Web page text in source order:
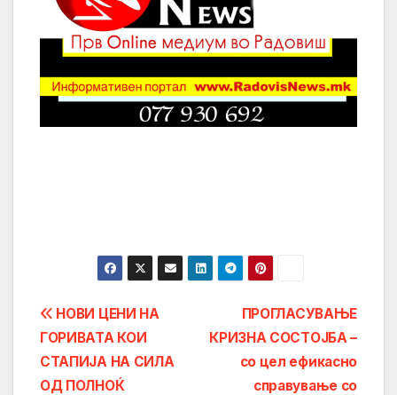
Post
navigation
ПРОГЛАСУВАЊЕ
КРИЗНА СОСТОЈБА –
со цел ефикасно
справување со
НОВИ ЦЕНИ НА
ГОРИВАТА КОИ
СТАПИЈА НА СИЛА
ОД ПОЛНОЌ